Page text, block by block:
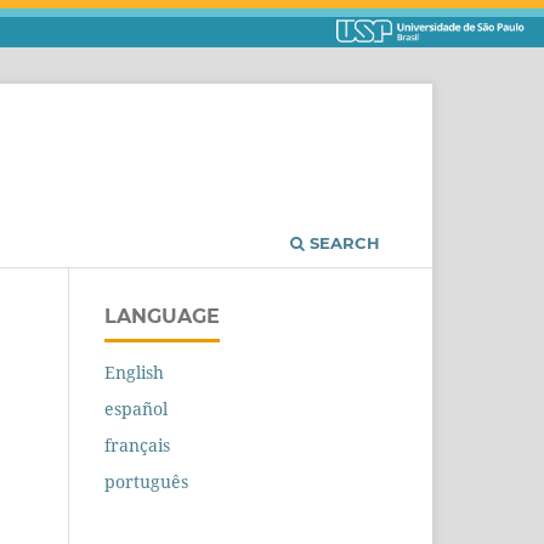
SEARCH
LANGUAGE
English
español
français
português